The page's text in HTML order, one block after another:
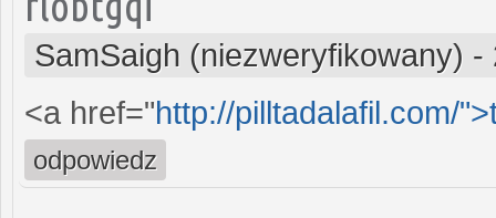
SamSaigh (niezweryfikowany) -
<a href="http://pilltadalafil.com/
odpowiedz